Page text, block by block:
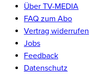
Über TV-MEDIA
FAQ zum Abo
Vertrag widerrufen
Jobs
Feedback
Datenschutz